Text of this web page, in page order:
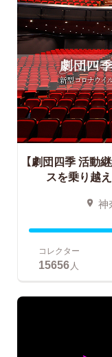
【劇団四季 活動
スを乗り越
神
コレクター
15656人